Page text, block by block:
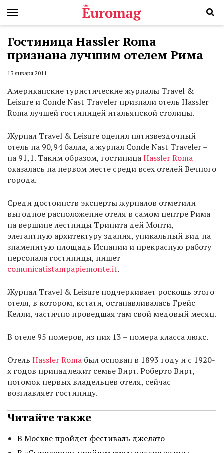
Гостиница Hassler Roma
признана лучшим отелем Рима
13 января 2011
Американские туристические журналы Travel &
Leisure и Conde Nast Traveler признали отель Hassler
Roma лучшей гостиницей итальянской столицы.
Журнал Travel & Leisure оценил пятизвездочный
отель на 90,94 балла, а журнал Conde Nast Traveler –
на 91,1. Таким образом, гостиницаHassler Roma
оказалась на первом месте среди всех отелей Вечного
города.
Среди достоинств эксперты журналов отметили
выгодное расположение отеля в самом центре Рима
на вершине лестницы Тринита дей Монти,
элегантную архитектуру здания, уникальный вид на
знаменитую площадь Испании и прекрасную работу
персонала гостиницы, пишет
comunicatistampapiemonte.it.
Журнал Travel & Leisure подчеркивает роскошь этого
отеля, в котором, кстати, останавливалась Грейс
Келли, частично проведшая там свой медовый месяц.
В отеле 95 номеров, из них 13 – номера класса люкс.
Отель Hassler Roma был основан в 1893 году и с 1920-
х годов принадлежит семье Вирт. Роберто Вирт,
потомок первых владельцев отеля, сейчас
возглавляет гостиницу.
Читайте также
В Москве пройдет фестиваль джелато